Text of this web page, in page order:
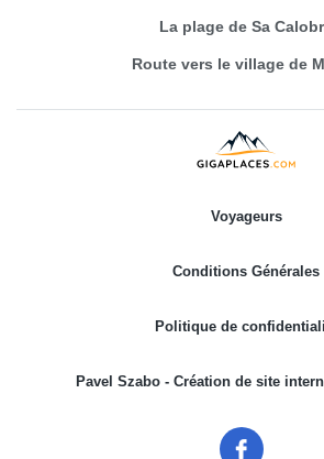
La plage de Sa
Route vers le village de
Voyageurs
Conditions Générales
Politique de
Pavel Szabo - Création de site